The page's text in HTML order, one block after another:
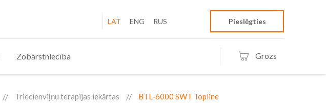
LAT ENG RUS Pieslēgties
Zobārstniecība Grozs
Triecienviļņu terapijas iekārtas BTL-6000 SWT Topline